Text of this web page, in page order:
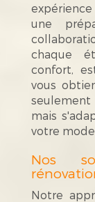
expérience
une
chaque
confort,
vous
seulement
mais
votre mode
Nos
Notre